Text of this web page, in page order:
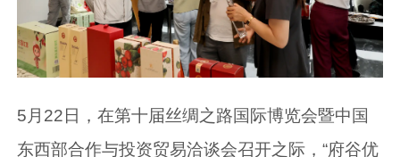
5月22日，在第十届丝绸之路国际博览会暨中国
东西部合作与投资贸易洽谈会召开之际，“府谷优